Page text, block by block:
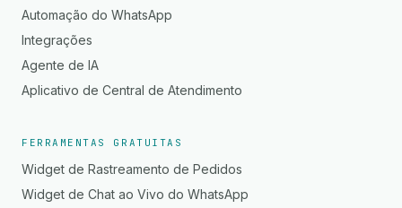
Automação do WhatsApp
Integrações
Agente de IA
Aplicativo de Central de Atendimento
FERRAMENTAS GRATUITAS
Widget de Rastreamento de Pedidos
Widget de Chat ao Vivo do WhatsApp